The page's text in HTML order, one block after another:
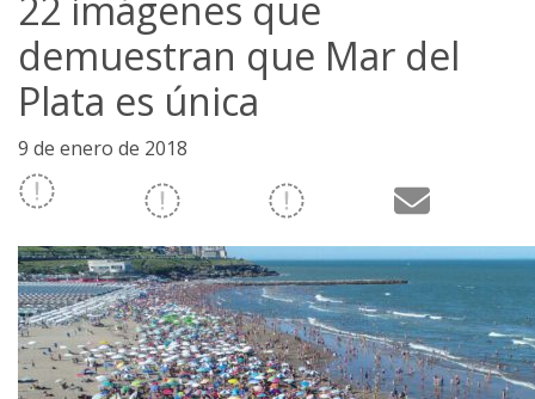
demuestran que Mar del
Plata es única
9 de enero de 2018